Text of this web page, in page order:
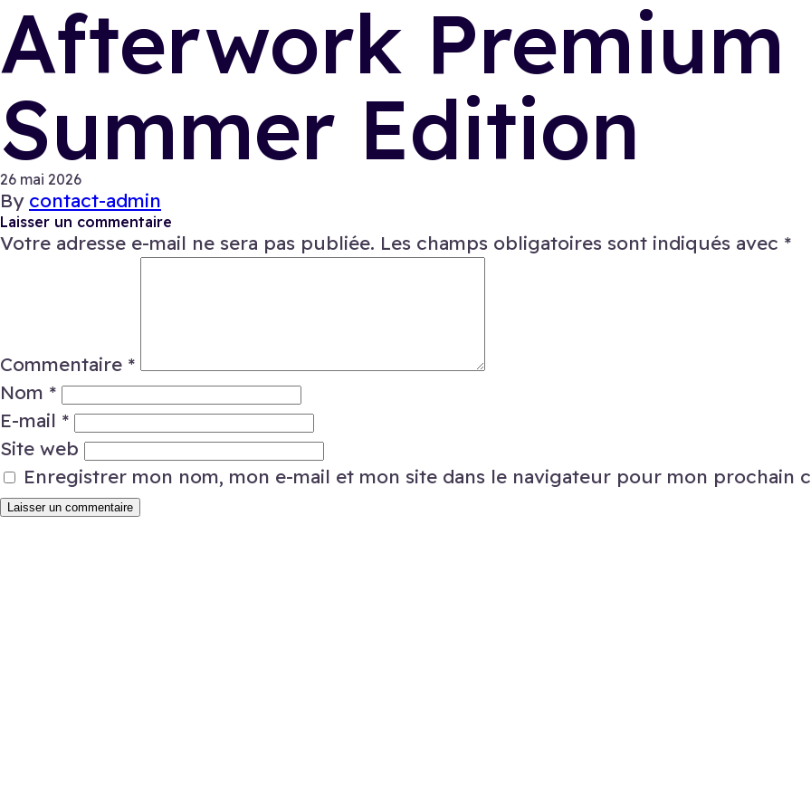
Afterwork Premium
Summer Edition
26 mai 2026
By contact-admin
Laisser un commentaire
Votre adresse e-mail ne sera pas publiée. Les champs obligatoires sont indiqués avec *
Commentaire *
Nom *
E-mail *
Site web
Enregistrer mon nom, mon e-mail et mon site dans le navigateur pour mon prochain